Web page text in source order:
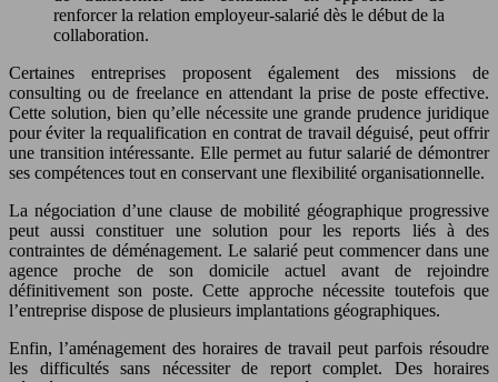
renforcer la relation employeur-salarié dès le début de la
collaboration.
Certaines entreprises proposent également des missions de
consulting ou de freelance en attendant la prise de poste effective.
Cette solution, bien qu’elle nécessite une grande prudence juridique
pour éviter la requalification en contrat de travail déguisé, peut offrir
une transition intéressante. Elle permet au futur salarié de démontrer
ses compétences tout en conservant une flexibilité organisationnelle.
La négociation d’une clause de mobilité géographique progressive
peut aussi constituer une solution pour les reports liés à des
contraintes de déménagement. Le salarié peut commencer dans une
agence proche de son domicile actuel avant de rejoindre
définitivement son poste. Cette approche nécessite toutefois que
l’entreprise dispose de plusieurs implantations géographiques.
Enfin, l’aménagement des horaires de travail peut parfois résoudre
les difficultés sans nécessiter de report complet. Des horaires